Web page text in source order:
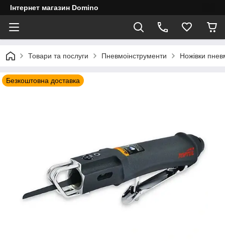
Інтернет магазин Domino
Товари та послуги Пневмоінструменти Ножівки
Безкоштовна доставка